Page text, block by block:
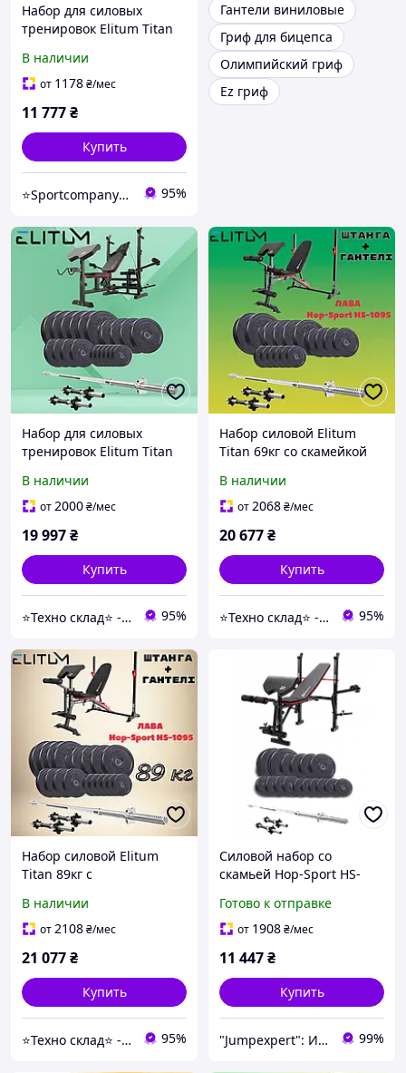
Набор для силовых
тренировок Elitum Titan
штангой и гантелями
В наличии
от 1178₴/мес
11 777₴
Купить
⭐️Sportcompany⭐️ Інтернет магазин спортивних товарів⭐️ 95%
Гантели виниловые
Гриф для бицепса
Олимпийский гриф
Ez гриф
Набор для силовых
тренировок Elitum Titan
партой Скотта HS-1075
Pro штангой и гантелями
В наличии
от2000₴/мес
19 997₴
Купить
⭐️Техно склад⭐️ - лідери продажів продукції, завдяки новим технологіям. 95%
Набор силовой Elitum
Titan 69кг со скамейкой
гантелями с партой
Скотта
В наличии
от2068₴/мес
20 677₴
Купить
⭐️Техно склад⭐️ - лідери продажів продукції, завдяки новим технологіям. 95%
Набор силовой Elitum
Titan 89кг с
скамейкой HS-1095 с
партой Скотта штангой и
В наличии
от2108₴/мес
21 077₴
Купить
⭐️Техно склад⭐️ - лідери продажів продукції, завдяки новим технологіям. 95%
Силовой набор со
скамьей Hop-Sport HS-
дисками Elitum Titan 68 кг
16 шт с ABS покрытием
Готово к отправке
от 1908₴/мес
11 447₴
Купить
"Jumpexpert": Интернет-магазин товаров для активного отдыха и спорта! 99%